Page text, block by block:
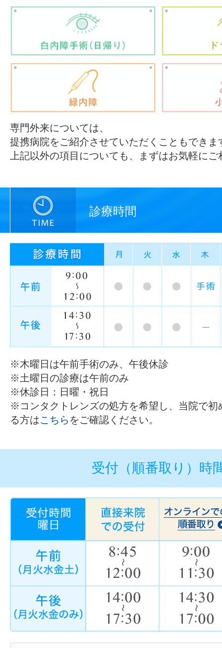
専門外来については、
提携病院をご紹介させていただくこともできま
上記以外の項目についても、まずはお気軽に
診療時間
※木曜日は午前手術のみ、午後休診
※土曜日の診療は午前のみ
※休診日：日曜・祝日
※コンタクトレンズの処方を希望し、当院で初
る方はこちら をご確認ください。
受付（順番取り）時